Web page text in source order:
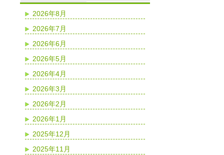
2026年8月
2026年7月
2026年6月
2026年5月
2026年4月
2026年3月
2026年2月
2026年1月
2025年12月
2025年11月